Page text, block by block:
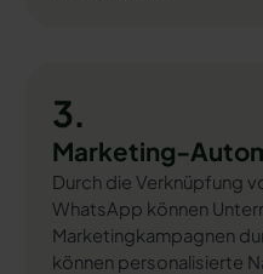
3.
Marketing-
Durch die Verknüpfung
WhatsApp können
Marketingkampagnen
können personalisierte